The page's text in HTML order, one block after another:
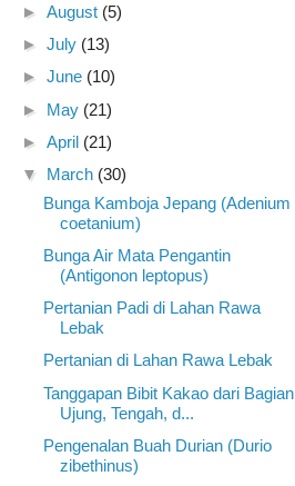
► August (5)
► July (13)
► June (10)
► May (21)
► April (21)
▼ March (30)
Bunga Kamboja Jepang (Adenium
coetanium)
Bunga Air Mata Pengantin
(Antigonon leptopus)
Pertanian Padi di Lahan Rawa
Lebak
Pertanian di Lahan Rawa Lebak
Tanggapan Bibit Kakao dari Bagian
Ujung, Tengah, d...
Pengenalan Buah Durian (Durio
zibethinus)